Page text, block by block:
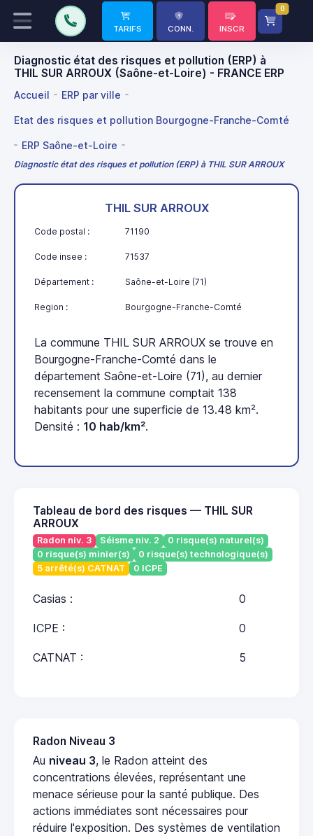
TARIFS CONN. INSCR
0
Diagnostic état des risques et pollution (ERP) à
THIL SUR ARROUX (Saône-et-Loire) - FRANCE ERP
Accueil ERP par ville
Etat des risques et pollution Bourgogne-Franche-Comté
ERP Saône-et-Loire
Diagnostic état des risques et pollution (ERP) à THIL SUR ARROUX
THIL SUR ARROUX
Code postal : 71190
Code insee : 71537
Département : Saône-et-Loire (71)
Region : Bourgogne-Franche-Comté
La commune THIL SUR ARROUX se trouve en
Bourgogne-Franche-Comté dans le
département Saône-et-Loire (71), au dernier
recensement la commune comptait 138
habitants pour une superficie de 13.48 km².
Densité : 10 hab/km².
Tableau de bord des risques — THIL SUR
ARROUX
Radon niv. 3 Séisme niv. 2
0 risque(s) naturel(s)
0 risque(s) minier(s)
0 risque(s) technologique(s)
5 arrêté(s) CATNAT
0 ICPE
Casias : 0
ICPE : 0
CATNAT : 5
Radon Niveau 3
Au niveau 3, le Radon atteint des
concentrations élevées, représentant une
menace sérieuse pour la santé publique. Des
actions immédiates sont nécessaires pour
réduire l'exposition. Des systèmes de ventilation